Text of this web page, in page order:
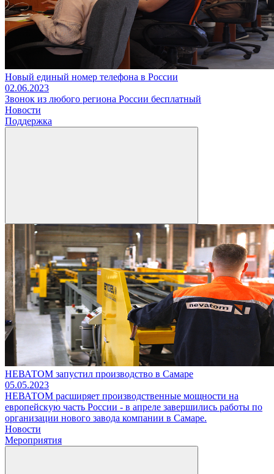
Новый единый номер телефона в России
02.06.2023
Звонок из любого региона России бесплатный
Новости
Поддержка
НЕВАТОМ запустил производство в Самаре
05.05.2023
НЕВАТОМ расширяет производственные мощности на
европейскую часть России - в апреле завершились работы по
организации нового завода компании в Самаре.
Новости
Мероприятия